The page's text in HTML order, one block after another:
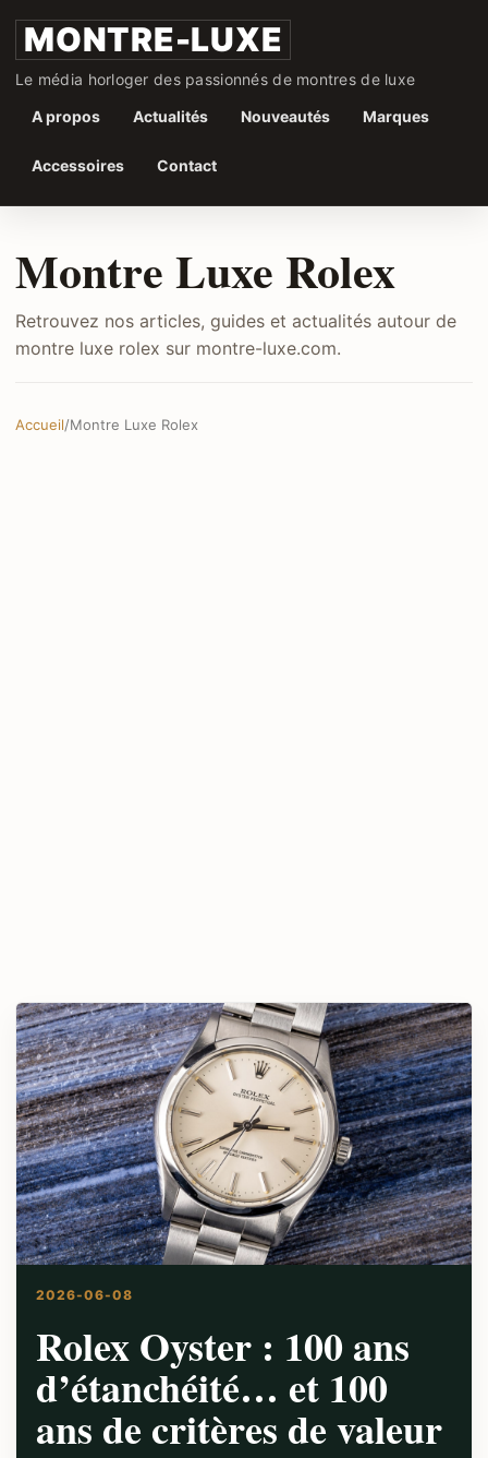
MONTRE-LUXE
Le média horloger des passionnés de montres de luxe
A propos
Actualités Nouveautés Marques
Accessoires Contact
Montre Luxe Rolex
Retrouvez nos articles, guides et actualités autour de
montre luxe rolex sur montre-luxe.com.
Accueil/Montre Luxe Rolex
2026-06-08
Rolex Oyster : 100 ans
d’étanchéité… et 100
ans de critères de valeur